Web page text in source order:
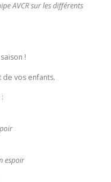
AVCR sur les différents
!
de vos enfants.
espoir